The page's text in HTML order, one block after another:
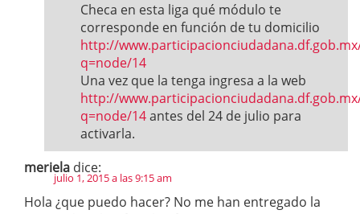
Checa en esta liga qué módulo te
corresponde en función de tu domicilio
http://
q=node/14
Una vez que la tenga ingresa a la web
http://
q=node/14antes del 24 de julio para
activarla.
meriela dice:
julio 1, 2015 a las 9:15 am
Hola ¿que puedo hacer? No me han entregado la